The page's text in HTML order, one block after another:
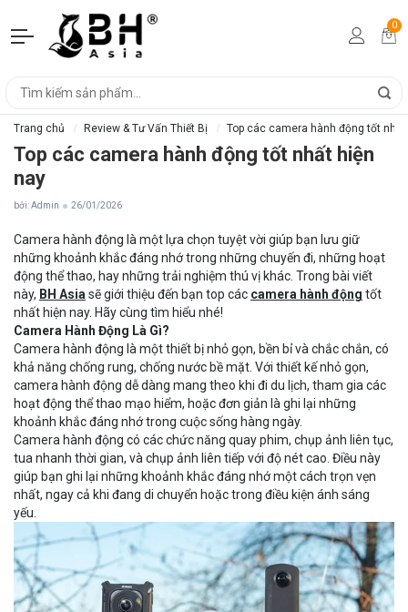
0
Trang chủ Review & Tư Vấn Thiết Bị Top các camera hành động tốt nhất
Top các camera hành động tốt nhất hiện
nay
bởi: Admin 26/01/2026
Camera hành động là một lựa chọn tuyệt vời giúp bạn lưu giữ
những khoảnh khắc đáng nhớ trong những chuyến đi, những hoạt
động thể thao, hay những trải nghiệm thú vị khác. Trong bài viết
này, BH Asiasẽ giới thiệu đến bạn top các camera hành động tốt
nhất hiện nay. Hãy cùng tìm hiểu nhé!
Camera Hành Động Là Gì?
Camera hành động là một thiết bị nhỏ gọn, bền bỉ và chắc chắn, có
khả năng chống rung, chống nước bề mặt. Với thiết kế nhỏ gọn,
camera hành động dễ dàng mang theo khi đi du lịch, tham gia các
hoạt động thể thao mạo hiểm, hoặc đơn giản là ghi lại những
khoảnh khắc đáng nhớ trong cuộc sống hàng ngày.
Camera hành động có các chức năng quay phim, chụp ảnh liên tục,
tua nhanh thời gian, và chụp ảnh liên tiếp với độ nét cao. Điều này
giúp bạn ghi lại những khoảnh khắc đáng nhớ một cách trọn vẹn
nhất, ngay cả khi đang di chuyển hoặc trong điều kiện ánh sáng
yếu.